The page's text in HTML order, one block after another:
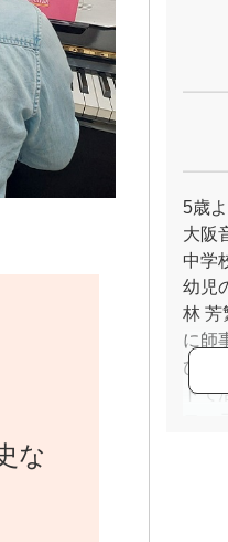
な
5歳
大阪
中学
幼児
林 芳
に師
ひま
トで